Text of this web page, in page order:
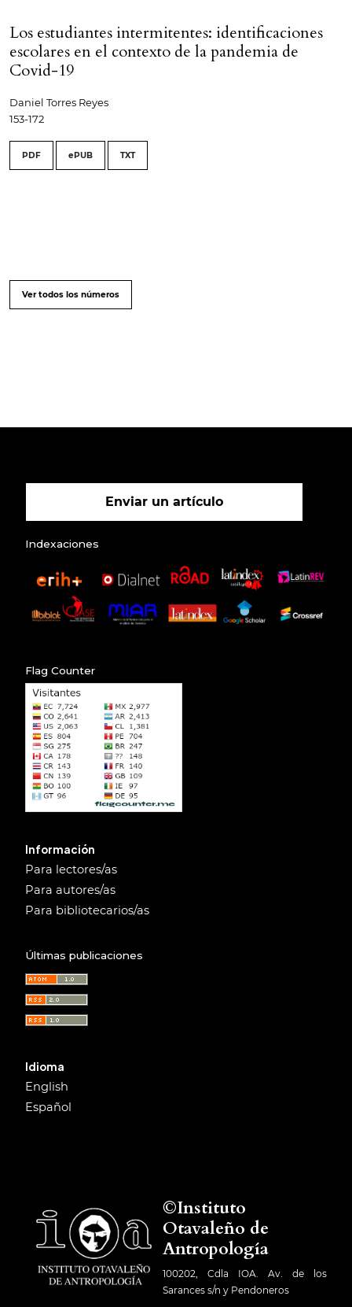
Los estudiantes intermitentes: identificaciones
escolares en el contexto de la pandemia de
Covid-19
Daniel Torres Reyes
153-172
PDF ePUB TXT
Ver todos los números
Enviar un artículo
Indexaciones
Flag Counter
Información
Para lectores/as
Para autores/as
Para bibliotecarios/as
Últimas publicaciones
Idioma
English
Español
©Instituto
Otavaleño de
Antropología
100202, Cdla IOA. Av. de los
Sarances s/n y Pendoneros